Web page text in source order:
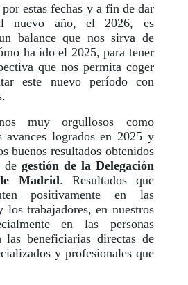
estas fechas y a fin de dar
nuevo año, el 2026, es
balance que nos sirva de
ha ido el 2025, para tener
que nos permita coger
este nuevo período con
muy orgullosos como
logrados en 2025 y
buenos resultados obtenidos
de gestión de la Delegación
Madrid. Resultados que
positivamente en las
los trabajadores, en nuestros
en las personas
las beneficiarias directas de
y profesionales que